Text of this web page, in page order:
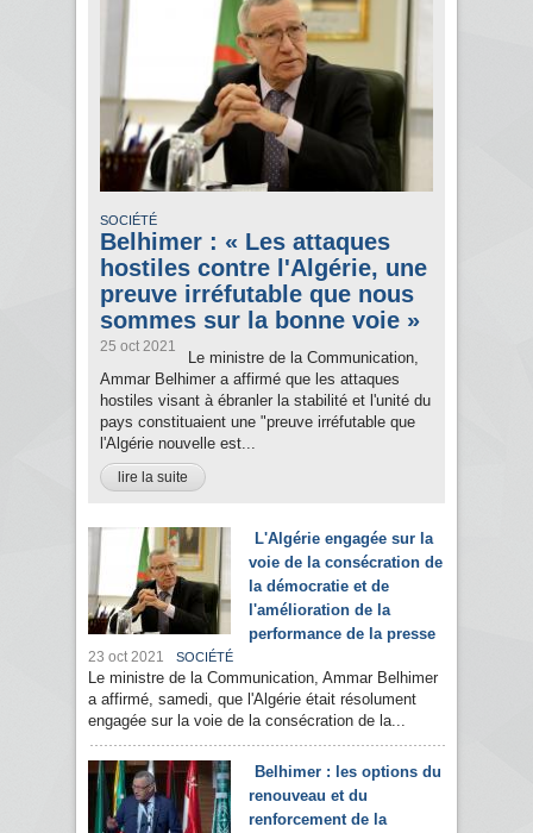
SOCIÉTÉ
Belhimer : « Les attaques
hostiles contre l'Algérie, une
preuve irréfutable que nous
sommes sur la bonne voie »
25 oct 2021
Le ministre de la Communication,
Ammar Belhimer a affirmé que les attaques
hostiles visant à ébranler la stabilité et l'unité du
pays constituaient une "preuve irréfutable que
l'Algérie nouvelle est...
lire la suite
L'Algérie engagée sur la
voie de la consécration de
la démocratie et de
l'amélioration de la
performance de la presse
23 oct 2021 SOCIÉTÉ
Le ministre de la Communication, Ammar Belhimer
a affirmé, samedi, que l'Algérie était résolument
engagée sur la voie de la consécration de la...
Belhimer : les options du
renouveau et du
renforcement de la